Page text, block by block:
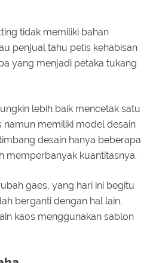
tidak memiliki bahan
penjual tahu petis kehabisan
yang menjadi petaka tukang
lebih baik mencetak satu
namun memiliki model desain
desain hanya beberapa
memperbanyak kuantitasnya.
gaes, yang hari ini begitu
berganti dengan hal lain.
kaos menggunakan sablon